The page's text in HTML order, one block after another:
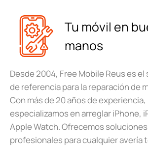
Tu móvil en
manos
Desde 2004, Free Mobile Reus es
de referencia para la reparación de
Con más de 20 años de
especializamos en arreglar iPhone,
Apple Watch. Ofrecemos
profesionales para cualquier avería